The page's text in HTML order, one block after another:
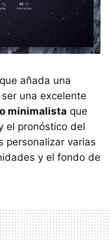
añada una
una excelente
minimalista que
el pronóstico del
personalizar varias
y el fondo de